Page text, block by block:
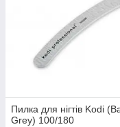
Пилка для нігтів Kodi
Grey) 100/180